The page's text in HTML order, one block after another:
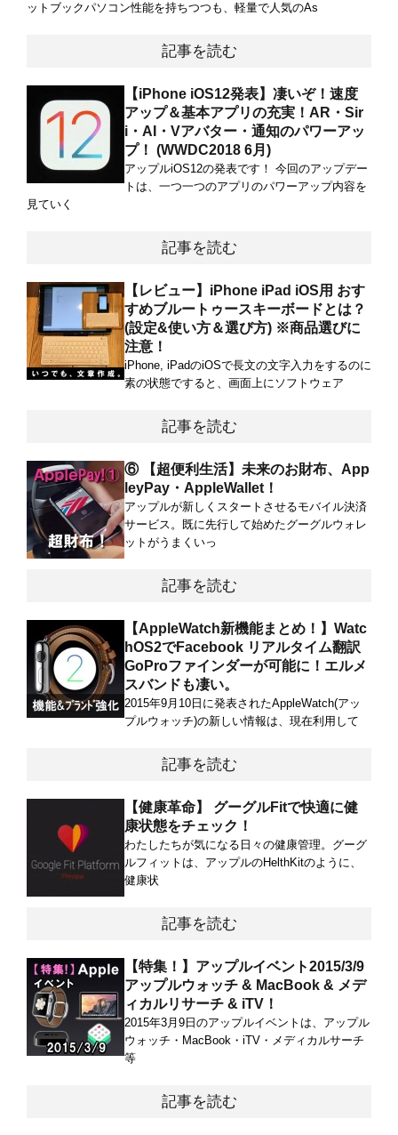
ットブックパソコン性能を持ちつつも、軽量で人気のAs
記事を読む
【iPhone iOS12発表】凄いぞ！速度
アップ＆基本アプリの充実！AR・Sir
i・AI・Vアバター・通知のパワーアッ
プ！ (WWDC2018 6月)
アップルiOS12の発表です！ 今回のアップデー
トは、一つ一つのアプリのパワーアップ内容を
見ていく
記事を読む
【レビュー】iPhone iPad iOS用 おす
すめブルートゥースキーボードとは？
(設定&使い方＆選び方) ※商品選びに
注意！
iPhone, iPadのiOSで長文の文字入力をするのに
素の状態ですると、画面上にソフトウェア
記事を読む
⑥ 【超便利生活】未来のお財布、App
leyPay・AppleWallet！
アップルが新しくスタートさせるモバイル決済
サービス。既に先行して始めたグーグルウォレ
ットがうまくいっ
記事を読む
【AppleWatch新機能まとめ！】Watc
hOS2でFacebook リアルタイム翻訳
GoProファインダーが可能に！エルメ
スバンドも凄い。
2015年9月10日に発表されたAppleWatch(アッ
プルウォッチ)の新しい情報は、現在利用して
記事を読む
【健康革命】 グーグルFitで快適に健
康状態をチェック！
わたしたちが気になる日々の健康管理。グーグ
ルフィットは、アップルのHelthKitのように、
健康状
記事を読む
【特集！】アップルイベント2015/3/9
アップルウォッチ & MacBook & メデ
ィカルリサーチ & iTV！
2015年3月9日のアップルイベントは、アップル
ウォッチ・MacBook・iTV・メディカルサーチ
等
記事を読む